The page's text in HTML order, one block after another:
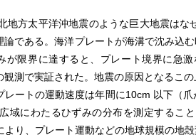
地方太平洋沖地震のような巨大地震はな
論である。海洋プレートが海溝で沈み込
が限界に達すると、プレート境界に急
観測で実証された。地震の原因となるこ
ートの運動速度は年間に10cm 以下（
域にわたるひずみの分布を測定するこ
より、プレート運動などの地球規模の地